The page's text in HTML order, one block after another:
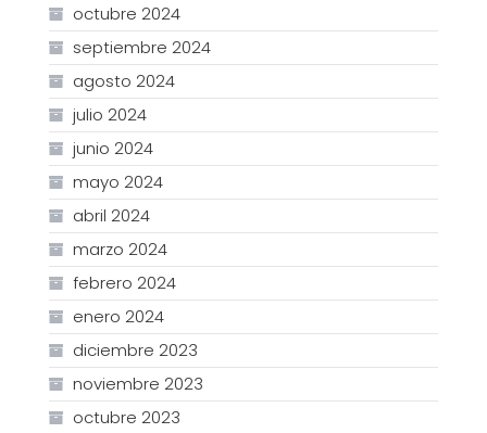
octubre 2024
septiembre 2024
agosto 2024
julio 2024
junio 2024
mayo 2024
abril 2024
marzo 2024
febrero 2024
enero 2024
diciembre 2023
noviembre 2023
octubre 2023